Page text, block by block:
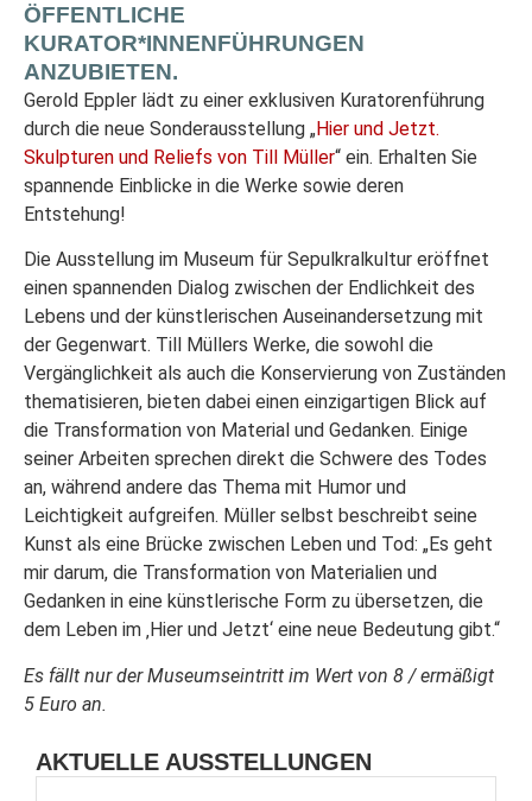
ÖFFENTLICHE
KURATOR*INNENFÜHRUNGEN
ANZUBIETEN.
Gerold Eppler lädt zu einer exklusiven Kuratorenführung
durch die neue Sonderausstellung „Hier und Jetzt.
Skulpturen und Reliefs von Till Müller“ ein. Erhalten Sie
spannende Einblicke in die Werke sowie deren
Entstehung!
Die Ausstellung im Museum für Sepulkralkultur eröffnet
einen spannenden Dialog zwischen der Endlichkeit des
Lebens und der künstlerischen Auseinandersetzung mit
der Gegenwart. Till Müllers Werke, die sowohl die
Vergänglichkeit als auch die Konservierung von Zuständen
thematisieren, bieten dabei einen einzigartigen Blick auf
die Transformation von Material und Gedanken. Einige
seiner Arbeiten sprechen direkt die Schwere des Todes
an, während andere das Thema mit Humor und
Leichtigkeit aufgreifen. Müller selbst beschreibt seine
Kunst als eine Brücke zwischen Leben und Tod: „Es geht
mir darum, die Transformation von Materialien und
Gedanken in eine künstlerische Form zu übersetzen, die
dem Leben im ‚Hier und Jetzt‘ eine neue Bedeutung gibt.“
Es fällt nur der Museumseintritt im Wert von 8 / ermäßigt
5 Euro an.
AKTUELLE AUSSTELLUNGEN